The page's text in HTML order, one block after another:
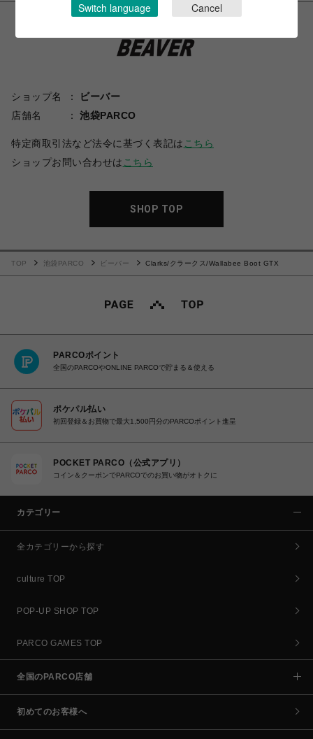
ショップ名
ビーバー
店舗名
池袋PARCO
特定商取引法など法令に基づく表記は こちら
ショップお問い合わせは こちら
SHOP TOP
TOP 池袋PARCO ビーバー Clarks/クラークス/Wallabee Boot GTX
PARCOポイント
全国のPARCOやONLINE PARCOで貯まる＆使える
ポケパル払い
初回登録＆お買物で最大1,500円分のPARCOポイント進呈
POCKET PARCO（公式アプリ）
コイン＆クーポンでPARCOでのお買い物がオトクに
カテゴリー
全カテゴリーから探す
culture TOP
POP-UP SHOP TOP
PARCO GAMES TOP
全国のPARCO店舗
初めてのお客様へ
Switch language Cancel